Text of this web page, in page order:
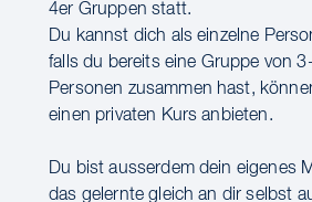
4er Gruppen statt.
Du kannst dich als einzelne
falls du bereits eine Gruppe von
Personen zusammen hast,
einen privaten Kurs anbieten.
Du bist ausserdem dein eigenes
das gelernte gleich an dir selbst